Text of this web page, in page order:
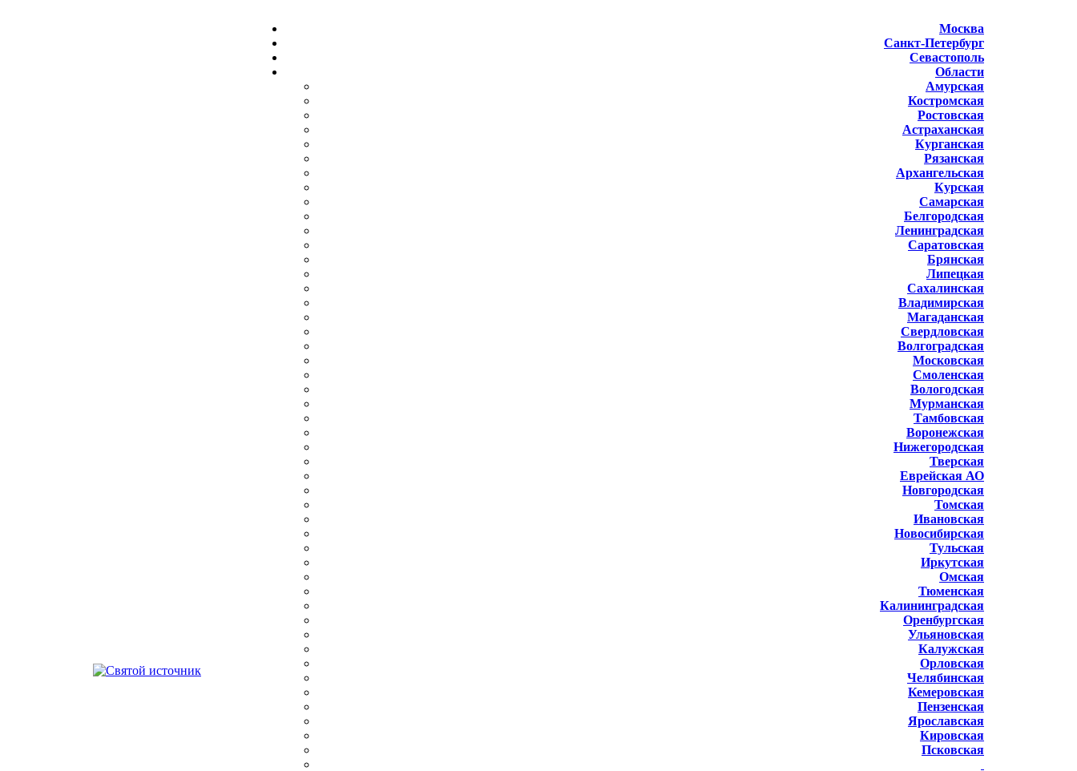
Москва
Санкт-Петербург
Севастополь
Области
Амурская
Костромская
Ростовская
Астраханская
Курганская
Рязанская
Архангельская
Курская
Самарская
Белгородская
Ленинградская
Саратовская
Брянская
Липецкая
Сахалинская
Владимирская
Магаданская
Свердловская
Волгоградская
Московская
Смоленская
Вологодская
Мурманская
Тамбовская
Воронежская
Нижегородская
Тверская
Еврейская АО
Новгородская
Томская
Ивановская
Новосибирская
Тульская
Иркутская
Омская
Тюменская
Калининградская
Оренбургская
Ульяновская
Калужская
Орловская
Челябинская
Кемеровская
Пензенская
Ярославская
Кировская
Псковская